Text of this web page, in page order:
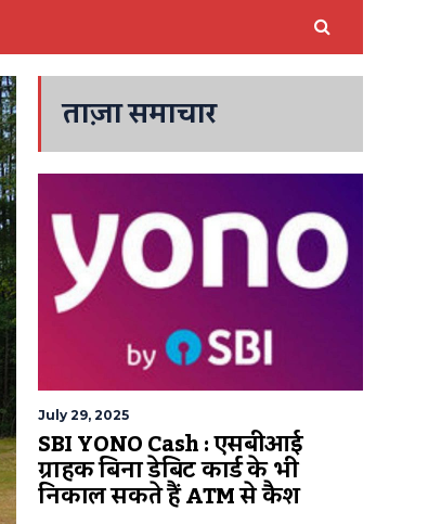
ताज़ा समाचार
July 29, 2025
SBI YONO Cash : एसबीआई
ग्राहक बिना डेबिट कार्ड के भी
निकाल सकते हैं ATM से कैश